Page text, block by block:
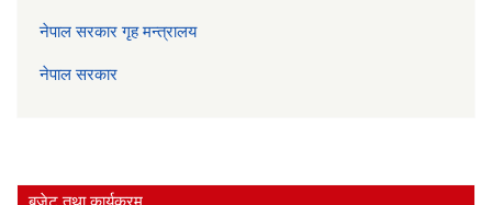
नेपाल सरकार गृह मन्त्रालय
नेपाल सरकार
बजेट तथा कार्यक्रम